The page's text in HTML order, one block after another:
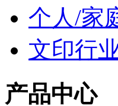
个人/家
文印行
产品中心